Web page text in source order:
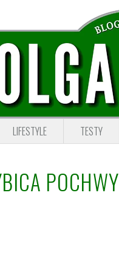
LIFESTYLE TESTY
POCHWY